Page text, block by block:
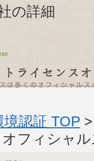
の詳細
認証 TOP
フィシャル